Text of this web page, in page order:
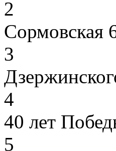
2
Сормовская
3
4
40 лет
5